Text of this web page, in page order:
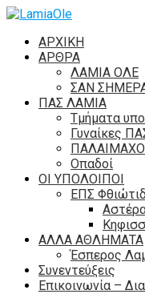
ΑΡΧΙΚΗ
ΑΡΘΡΑ
ΛΑΜΙΑ ΟΛΕ
ΣΑΝ
ΠΑΣ ΛΑΜΙΑ
Τμήματα
Γυναίκες
Οπαδοί
ΟΙ ΥΠΟΛΟΙΠΟΙ
ΕΠΣ
ΑΛΛΑ ΑΘΛΗΜΑΤΑ
Έσπερος
Συνεντεύξεις
Επικοινωνία –